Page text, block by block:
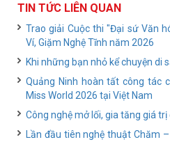
TIN TỨC LIÊN QUAN
Trao giải Cuộc thi "Đại sứ Văn
Ví, Giặm Nghệ Tĩnh năm 2026
Khi những bạn nhỏ kể chuyện di
Quảng Ninh hoàn tất công tác
Miss World 2026 tại Việt Nam
Công nghệ mở lối, gia tăng giá
Lần đầu tiên nghệ thuật Chăm